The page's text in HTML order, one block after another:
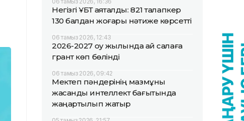
Негізгі ҰБТ аяқталды: 821 талапкер
130 балдан жоғары нәтиже көрсетті
06 тамыз 2026, 12:43
2026-2027 оқу жылында қай салаға
грант көп бөлінді
06 тамыз 2026, 09:42
Мектеп пәндерінің мазмұны
жасанды интеллект бағытында
жаңартылып жатыр